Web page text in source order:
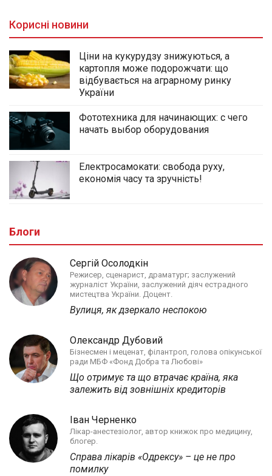
Корисні новини
Ціни на кукурудзу знижуються, а
картопля може подорожчати: що
відбувається на аграрному ринку
України
Фототехника для начинающих: с чего
начать выбор оборудования
Електросамокати: свобода руху,
економія часу та зручність!
Блоги
Сергій Осолодкін
Режисер, сценарист, драматург; заслужений
журналіст України, заслужений діяч естрадного
мистецтва України. Доцент.
Вулиця, як дзеркало неспокою
Олександр Дубовий
Бізнесмен і меценат, філантроп, голова опікунської
ради МБФ «Фонд Добра та Любові»
Що отримує та що втрачає країна, яка
залежить від зовнішніх кредиторів
Іван Черненко
Лікар-анестезіолог, автор книжок про медицину,
блогер.
Справа лікарів «Одрексу» – це не про
помилку